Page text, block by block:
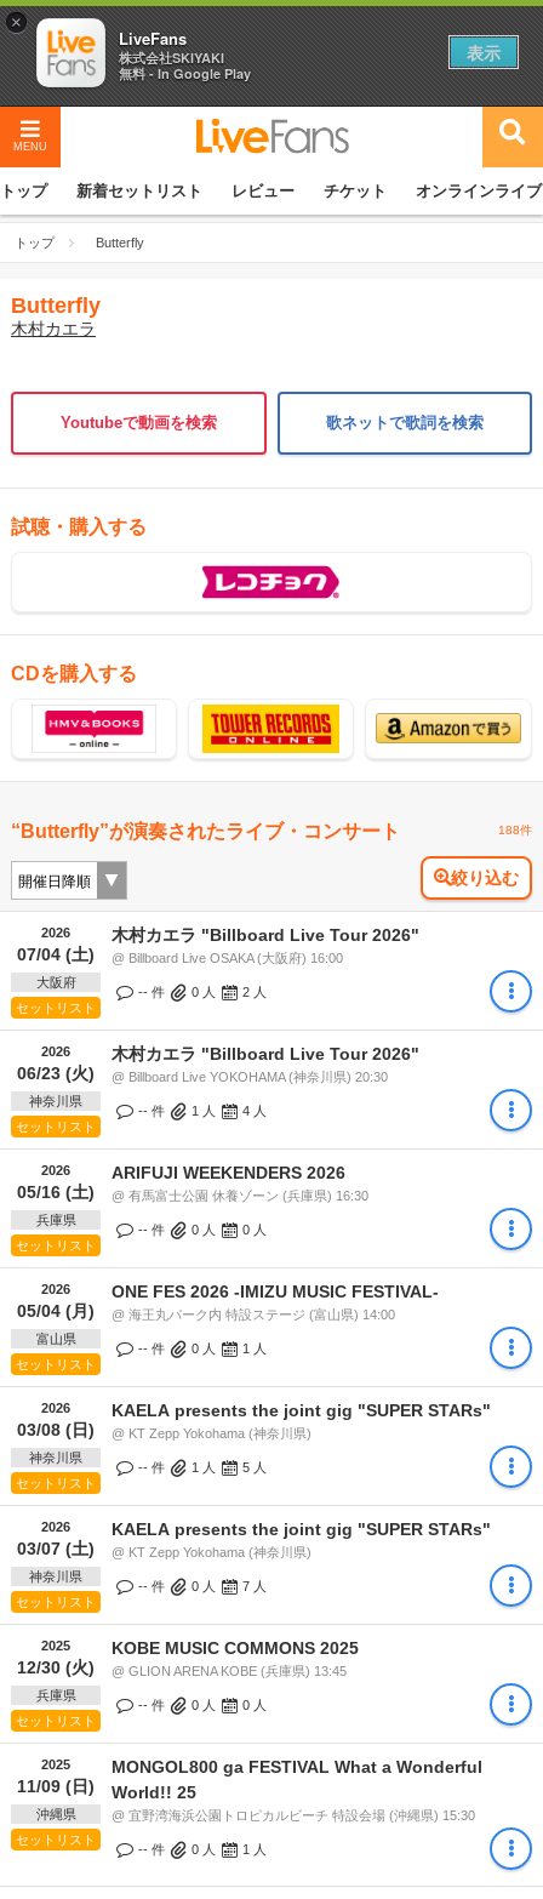
MENU
トップ 新着セットリスト レビュー チケット オンラインライブ
トップ Butterfly
Butterfly
木村カエラ
Youtubeで動画を検索 歌ネットで歌詞を検索
試聴・購入する
CDを購入する
“Butterfly”が演奏されたライブ・コンサート 188件
絞り込む
2026
07/04 (土)
大阪府
セットリスト
木村カエラ "Billboard Live Tour 2026"
@ Billboard Live OSAKA (大阪府) 16:00
-- 件 0 人 2 人
2026
06/23 (火)
神奈川県
セットリスト
木村カエラ "Billboard Live Tour 2026"
@ Billboard Live YOKOHAMA (神奈川県) 20:30
-- 件 1 人 4 人
2026
05/16 (土)
兵庫県
セットリスト
ARIFUJI WEEKENDERS 2026
@ 有馬富士公園 休養ゾーン (兵庫県) 16:30
-- 件 0 人 0 人
2026
05/04 (月)
富山県
セットリスト
ONE FES 2026 -IMIZU MUSIC FESTIVAL-
@ 海王丸パーク内 特設ステージ (富山県) 14:00
-- 件 0 人 1 人
2026
03/08 (日)
神奈川県
セットリスト
KAELA presents the joint gig "SUPER STARs"
@ KT Zepp Yokohama (神奈川県)
-- 件 1 人 5 人
2026
03/07 (土)
神奈川県
セットリスト
KAELA presents the joint gig "SUPER STARs"
@ KT Zepp Yokohama (神奈川県)
-- 件 0 人 7 人
2025
12/30 (火)
兵庫県
セットリスト
KOBE MUSIC COMMONS 2025
@ GLION ARENA KOBE (兵庫県) 13:45
-- 件 0 人 0 人
2025
11/09 (日)
沖縄県
セットリスト
MONGOL800 ga FESTIVAL What a Wonderful
World!! 25
@ 宜野湾海浜公園トロピカルビーチ 特設会場 (沖縄県) 15:30
-- 件 0 人 1 人
×
LiveFans
株式会社SKIYAKI
無料 - In Google Play
表示